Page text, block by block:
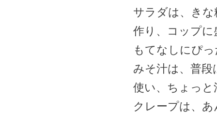
サラダは、き
作り、コップ
もてなしにぴ
みそ汁は、普
使い、ちょっ
クレープは、